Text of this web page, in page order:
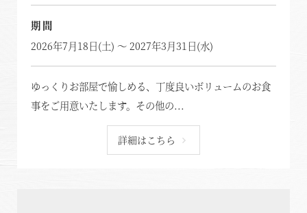
期間
2026年7月18日(土) ～ 2027年3月31日(水)
ゆっくりお部屋で愉しめる、丁度良いボリュームのお食
事をご用意いたします。その他の...
詳細はこちら